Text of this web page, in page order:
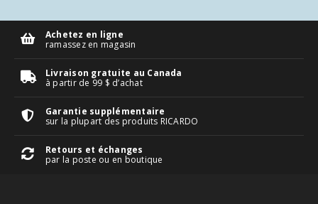
Achetez en ligne
ramassez en magasin
Livraison gratuite au Canada
à partir de 99 $ d’achat
Garantie supplémentaire
sur la plupart des produits RICARDO
Retours et échanges
par la poste ou en boutique